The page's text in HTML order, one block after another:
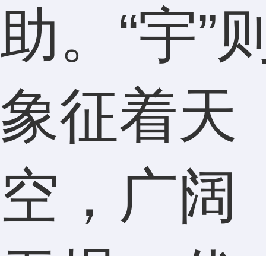
助。“宇”
象征着天
空，广阔